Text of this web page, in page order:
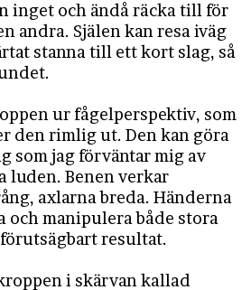
inget och ändå räcka till för
andra. Själen kan resa iväg
stanna till ett kort slag, så
ur fågelperspektiv, som
den rimlig ut. Den kan göra
som jag förväntar mig av
luden. Benen verkar
axlarna breda. Händerna
och manipulera både stora
resultat.
i skärvan kallad